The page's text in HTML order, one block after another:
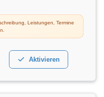
Leistungen, Termine
Aktivieren